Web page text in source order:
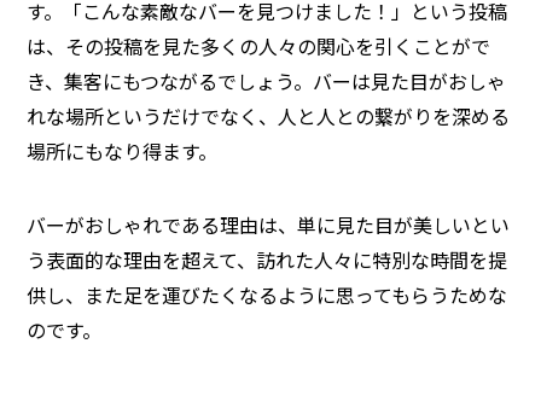
す。「こんな素敵なバーを見つけました！」という投稿
は、その投稿を見た多くの人々の関心を引くことがで
き、集客にもつながるでしょう。バーは見た目がおしゃ
れな場所というだけでなく、人と人との繋がりを深める
場所にもなり得ます。
バーがおしゃれである理由は、単に見た目が美しいとい
う表面的な理由を超えて、訪れた人々に特別な時間を提
供し、また足を運びたくなるように思ってもらうためな
のです。